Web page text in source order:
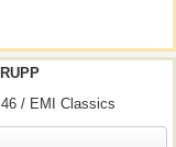
/ EMI Classics